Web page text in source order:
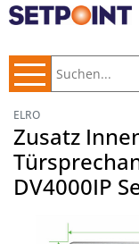
ELRO
Zusatz
DV4000IP